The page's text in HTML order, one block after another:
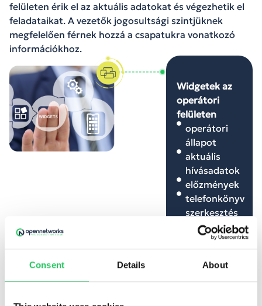
Consent Details About
felületen érik el az aktuális adatokat és végezhetik el
feladataikat. A vezetők jogosultsági szintjüknek
megfelelően férnek hozzá a csapatukra vonatkozó
információkhoz.
Widgetek az
operátori
felületen
operátori
állapot
aktuális
hívásadatok
előzmények
telefonkönyv
szerkesztés
űrlap
kezelés
fogadott
hívások és